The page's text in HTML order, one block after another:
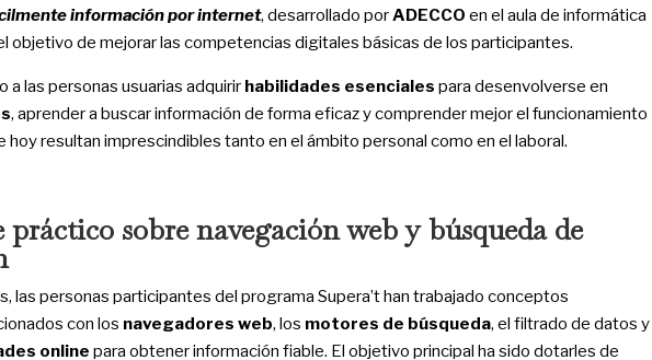
información por internet, desarrollado porADECCO en el aula de informática
objetivo de mejorar las competencias digitales básicas de los participantes.
a las personas usuarias adquirir habilidades esenciales para desenvolverse en
, aprender a buscar información de forma eficaz y comprender mejor el funcionamiento
hoy resultan imprescindibles tanto en el ámbito personal como en el laboral.
sobre navegación web y búsqueda de
las personas participantes del programa Supera’t han trabajado conceptos
con los navegadores web, los motores de búsqueda, el filtrado de datos y
online para obtener información fiable. El objetivo principal ha sido dotarles de